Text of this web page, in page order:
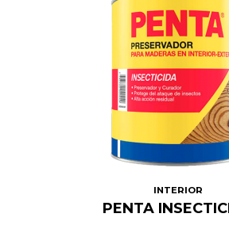
INTERIOR
PENTA